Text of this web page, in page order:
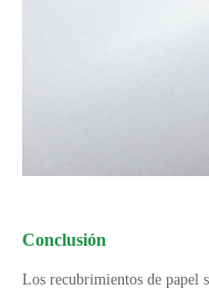
Conclusión
Los recubrimientos de papel